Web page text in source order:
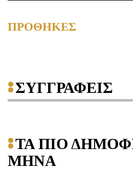
ΠΡΟΘΗΚΕΣ
ΣΥΓΓΡΑΦΕΙΣ
ΤΑ ΠΙΟ
ΜΗΝΑ